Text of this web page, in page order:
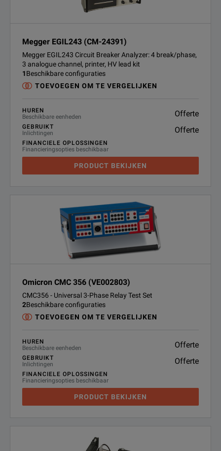
Megger EGIL243 (CM-24391)
Megger EGIL243 Circuit Breaker Analyzer: 4 break/phase,
3 analogue channel, printer, HV lead kit
1Beschikbare configuraties
TOEVOEGEN OM TE VERGELIJKEN
HUREN
Beschikbare eenheden
Offerte
GEBRUIKT
Inlichtingen
Offerte
FINANCIELE OPLOSSINGEN
Financieringsopties beschikbaar
PRODUCT BEKIJKEN
Omicron CMC 356 (VE002803)
CMC356 - Universal 3-Phase Relay Test Set
2Beschikbare configuraties
TOEVOEGEN OM TE VERGELIJKEN
HUREN
Beschikbare eenheden
Offerte
GEBRUIKT
Inlichtingen
Offerte
FINANCIELE OPLOSSINGEN
Financieringsopties beschikbaar
PRODUCT BEKIJKEN